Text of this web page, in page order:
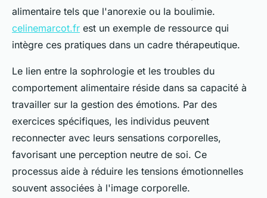
alimentaire tels que l'anorexie ou la boulimie.
celinemarcot.fr est un exemple de ressource qui
intègre ces pratiques dans un cadre thérapeutique.
Le lien entre la sophrologie et les troubles du
comportement alimentaire réside dans sa capacité à
travailler sur la gestion des émotions. Par des
exercices spécifiques, les individus peuvent
reconnecter avec leurs sensations corporelles,
favorisant une perception neutre de soi. Ce
processus aide à réduire les tensions émotionnelles
souvent associées à l'image corporelle.